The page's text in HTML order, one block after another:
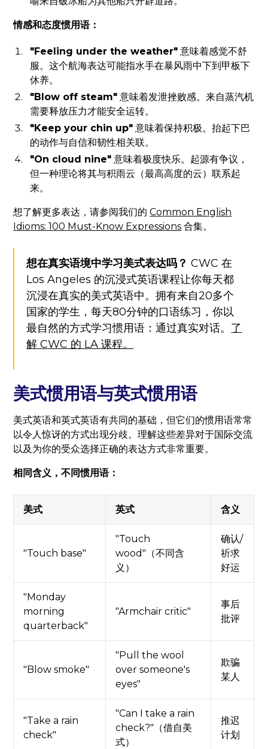
情感和态度惯用语：
"Feeling under the weather" 意味着感觉不舒
服。这个航海表达可能指水手在暴风雨中下到甲板下
休养。
"Blow off steam" 意味着发泄挫败感。来自蒸汽机
需要释放压力才能安全运转。
"Keep your chin up" 意味着保持积极。抬起下巴
的动作与自信和韧性相关联。
"On cloud nine" 意味着极度快乐。起源有争议，
但一种理论将其与积雨云（最高高度的云）联系起
来。
想了解更多表达，请参阅我们的Common English
Idioms: 100 Must-Know Expressions 合集。
想在真实语境中学习美式表达吗？ CWC 在
Los Angeles 的沉浸式英语课程让你每天都
沉浸在真实的美式英语中。拥有来自20多个
国家的学生，每天80分钟的口语练习，你以
最自然的方式学习惯用语：通过真实对话。 了
解 CWC 的 LA 课程。
美式惯用语与英式惯用语
美式英语和英式英语有共同的基础，但它们的惯用语常常
以令人惊讶的方式出现分歧。理解这些差异对于国际交流
以及为你的受众选择正确的表达方式非常重要。
相同含义，不同惯用语：
美式 英式 含义
"Touch base"
"Touch
wood"（不同含
义）
确认/
祈求
好运
"Monday
morning
quarterback"
"Armchair critic"
事后
批评
"Blow smoke"
"Pull the wool
over someone's
eyes"
欺骗
某人
"Take a rain
check"
"Can I take a rain
check?"（借自美
式）
推迟
计划